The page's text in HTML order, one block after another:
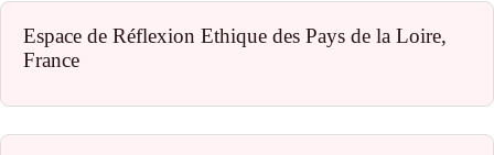
Espace de Réflexion Ethique des Pays de la Loire,
France